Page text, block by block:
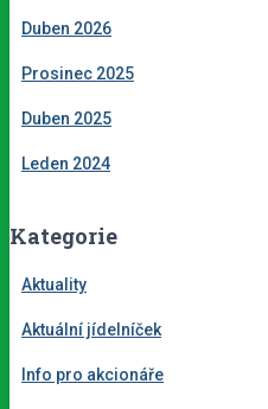
Duben 2026
Prosinec 2025
Duben 2025
Leden 2024
Kategorie
Aktuality
Aktuální jídelníček
Info pro akcionáře